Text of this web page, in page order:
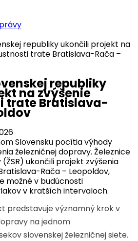
republiky ukončili projekt na
trate Bratislava-Rača –
republiky
na zvýšenie
trate Bratislava-
Slovensku pocítia výhody
železničnej dopravy. Železnice
ukončili projekt zvýšenia
Rača – Leopoldov,
možné v budúcnosti
v kratších intervaloch.
predstavuje významný krok v
na jednom
slovenskej železničnej siete.